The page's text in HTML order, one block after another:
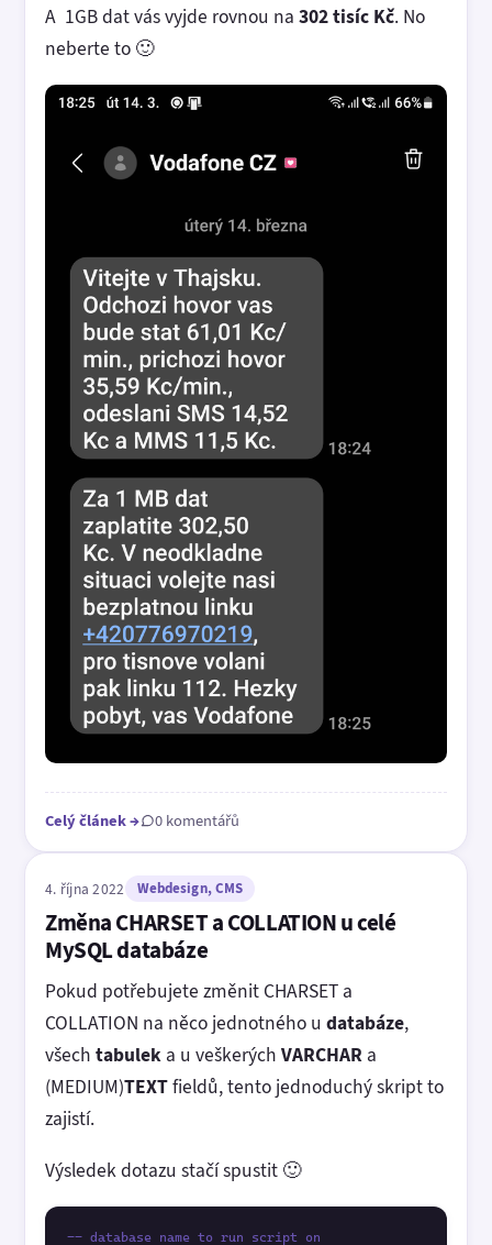
A 1GB dat vás vyjde rovnou na 302 tisíc Kč. No
neberte to 🙂
Celý článek→ 0 komentářů
4. října 2022 Webdesign, CMS
Změna CHARSET a COLLATION u celé
MySQL databáze
Pokud potřebujete změnit CHARSET a
COLLATION na něco jednotného u databáze,
všech tabulek a u veškerých VARCHAR a
(MEDIUM)TEXTfieldů, tento jednoduchý skript to
zajistí.
Výsledek dotazu stačí spustit 🙂
-- database name to run script on